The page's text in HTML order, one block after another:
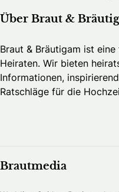
Über Braut &
Braut & Bräutigam ist
Heiraten. Wir bieten
Informationen,
Ratschläge für die
Brautmedia